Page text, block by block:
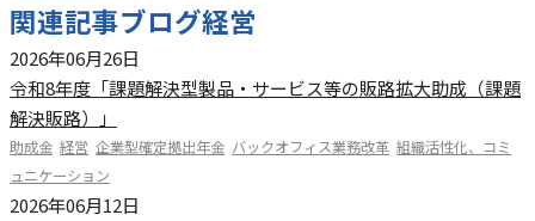
関連記事ブログ経営
2026年06月26日
令和8年度「課題解決型製品・サービス等の販路拡大助成（課題
解決販路）」
助成金 経営 企業型確定拠出年金 バックオフィス業務改革 組織活性化、コミ
ュニケーション
2026年06月12日